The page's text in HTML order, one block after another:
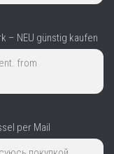
– NEU günstig kaufen
from
per Mail